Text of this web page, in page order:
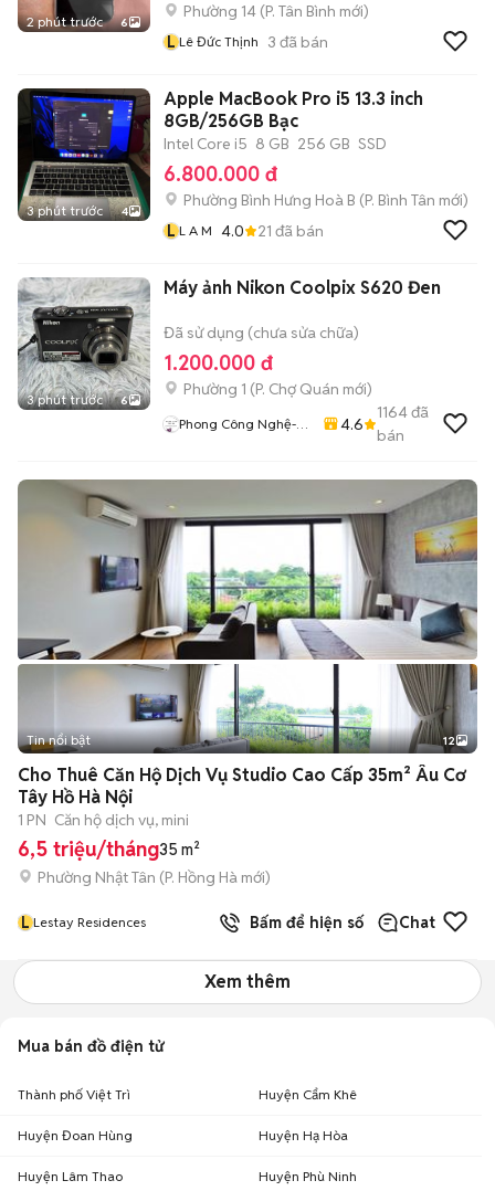
2 phút trước 6
Phường 14 (P. Tân Bình mới)
L Lê Đức Thịnh 3 đã bán
3 phút trước 4
Apple MacBook Pro i5 13.3 inch
8GB/256GB Bạc
Intel Core i5 8 GB 256 GB SSD
6.800.000 đ
Phường Bình Hưng Hoà B (P. Bình Tân mới)
L
L A M 4.0 21 đã bán
3 phút trước 6
Máy ảnh Nikon Coolpix S620 Đen
Đã sử dụng (chưa sửa chữa)
1.200.000 đ
Phường 1 (P. Chợ Quán mới)
Phong Công Nghệ-
4.6
1164đã
bán
+2
Tin nổi bật 12
Cho Thuê Căn Hộ Dịch Vụ Studio Cao Cấp 35m² Âu Cơ
Tây Hồ Hà Nội
1 PN Căn hộ dịch vụ, mini
6,5 triệu/tháng35 m²
Phường Nhật Tân (P. Hồng Hà mới)
L Lestay Residences Bấm để hiện số Chat
Xem thêm
Mua bán đồ điện tử
Thành phố Việt Trì Huyện Cẩm Khê
Huyện Đoan Hùng Huyện Hạ Hòa
Huyện Lâm Thao Huyện Phù Ninh